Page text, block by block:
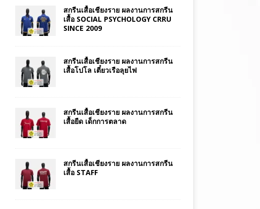
สกรีนเสื้อเชียงราย ผลงานการสกรีน
เสื้อ SOCIAL PSYCHOLOGY CRRU
SINCE 2009
สกรีนเสื้อเชียงราย ผลงานการสกรีน
เสื้อโปโล เตี๋ยวเรือลุยไฟ
สกรีนเสื้อเชียงราย ผลงานการสกรีน
เสื้อยืด เด็กการตลาด
สกรีนเสื้อเชียงราย ผลงานการสกรีน
เสื้อ STAFF